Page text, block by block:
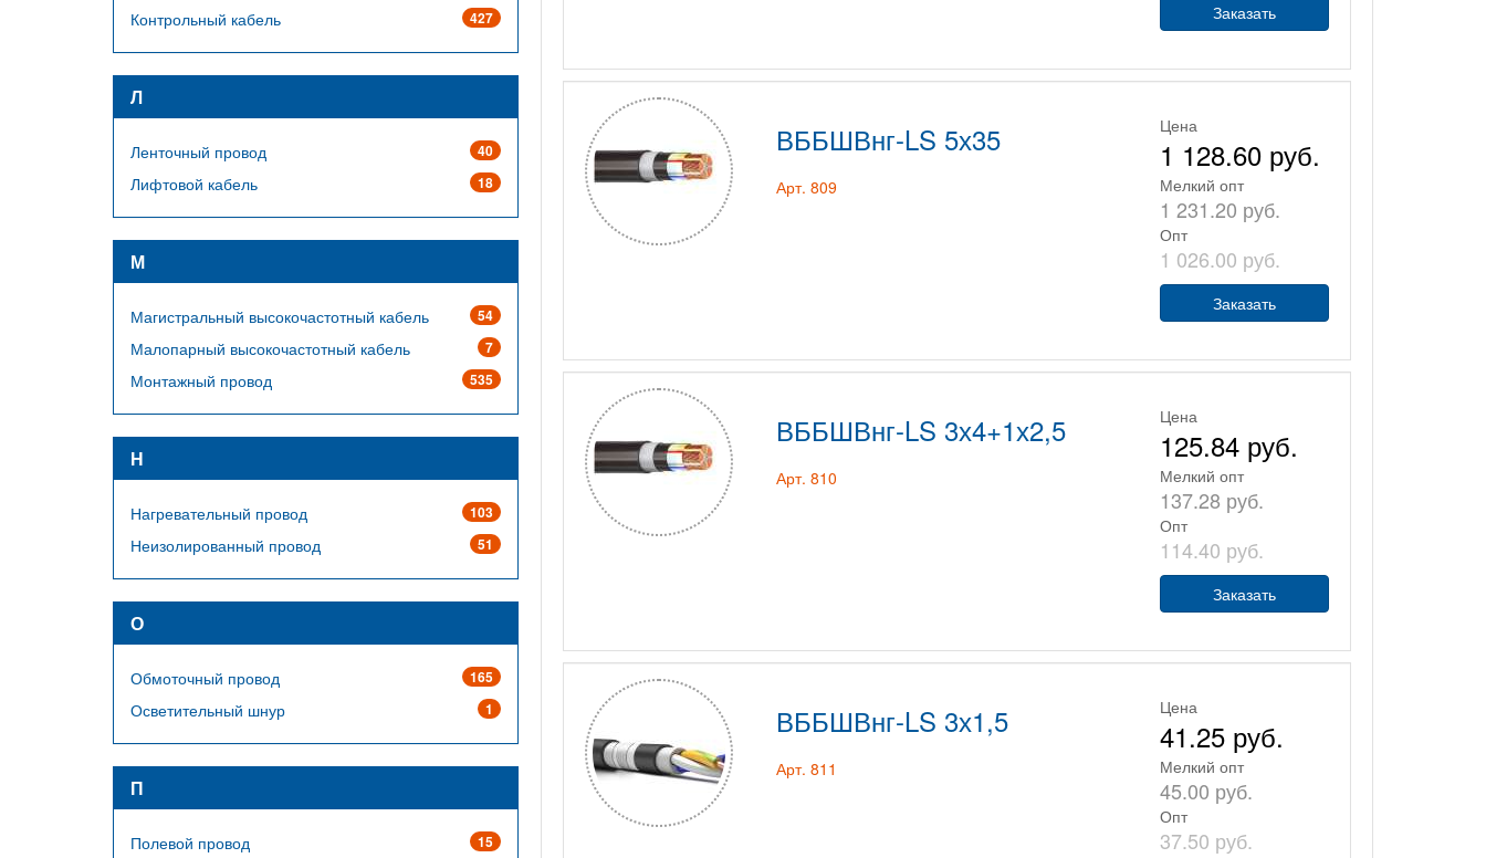
427
Контрольный кабель
Л
40
Ленточный провод
18
Лифтовой кабель
М
54
Магистральный высокочастотный кабель
7
Малопарный высокочастотный кабель
535
Монтажный провод
Н
103
Нагревательный провод
51
Неизолированный провод
О
165
Обмоточный провод
1
Осветительный шнур
П
15
Полевой провод
Заказать
ВББШВнг-LS 5х35
Арт. 809
Цена
1 128.60 руб.
Мелкий опт
1 231.20 руб.
Опт
1 026.00 руб.
Заказать
ВББШВнг-LS 3х4+1х2,5
Арт. 810
Цена
125.84 руб.
Мелкий опт
137.28 руб.
Опт
114.40 руб.
Заказать
ВББШВнг-LS 3х1,5
Арт. 811
Цена
41.25 руб.
Мелкий опт
45.00 руб.
Опт
37.50 руб.